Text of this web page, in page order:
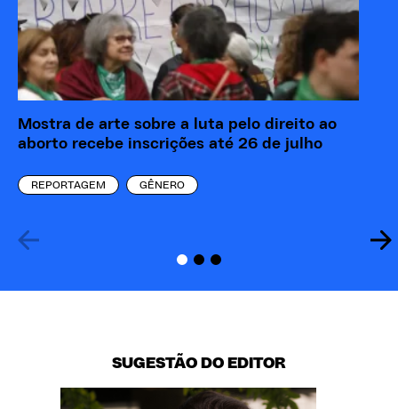
Mostra de arte sobre a luta pelo direito ao
aborto recebe inscrições até 26 de julho
REPORTAGEM GÊNERO
SUGESTÃO DO EDITOR